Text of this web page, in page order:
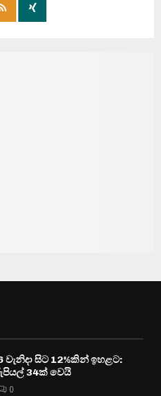
වැනිදා සිට 12%කින් ඉහළට:
34ක් වෙයි
0